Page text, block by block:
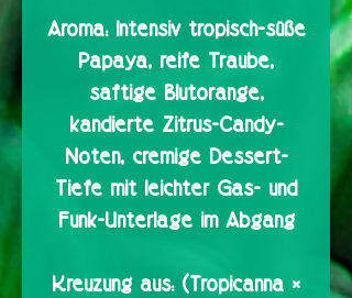
Aroma: Intensiv tropisch-süße
Papaya, reife Traube,
saftige Blutorange,
kandierte Zitrus-Candy-
Noten, cremige Dessert-
Tiefe mit leichter Gas- und
Funk-Unterlage im Abgang
Kreuzung aus: (Tropicanna ×